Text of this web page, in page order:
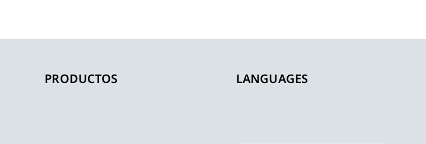
PRODUCTOS LANGUAGES